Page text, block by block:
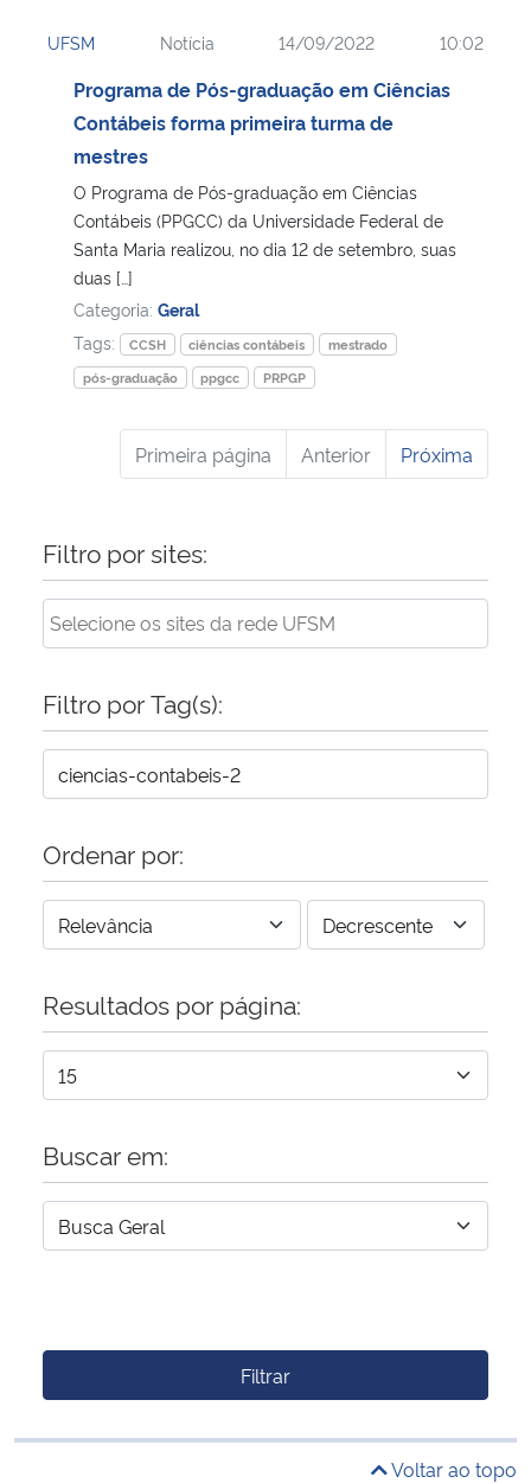
UFSM Notícia 14/09/2022 10:02
Programa de Pós-graduação em Ciências
Contábeis forma primeira turma de
mestres
O Programa de Pós-graduação em Ciências
Contábeis (PPGCC) da Universidade Federal de
Santa Maria realizou, no dia 12 de setembro, suas
duas […]
Categoria: Geral
Tags:
CCSH ciências contábeis
mestrado
pós-graduação
ppgcc PRPGP
Primeira página Anterior Próxima
Filtro por sites:
Filtro por Tag(s):
Ordenar por:
Resultados por página:
Buscar em:
Filtrar
Voltar ao topo